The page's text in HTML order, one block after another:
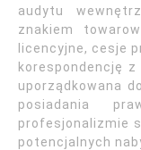
audytu
znakiem
licencyjne, cesje
korespondencję
uporządkowana
posiadania
profesjonalizmie
potencjalnych